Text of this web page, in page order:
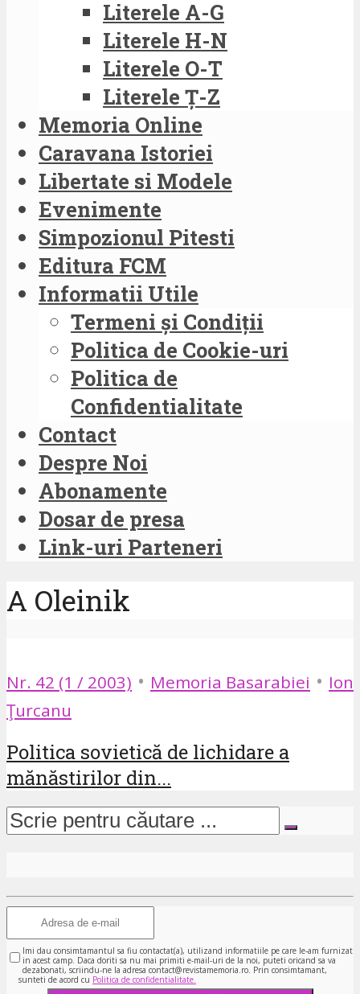
Literele A-G
Literele H-N
Literele O-T
Literele Ț-Z
Memoria Online
Caravana Istoriei
Libertate si Modele
Evenimente
Simpozionul Pitesti
Editura FCM
Informatii Utile
Termeni și Condiții
Politica de Cookie-uri
Politica de
Confidentialitate
Contact
Despre Noi
Abonamente
Dosar de presa
Link-uri Parteneri
A Oleinik
Nr. 42 (1 / 2003) • Memoria Basarabiei • Ion
Ţurcanu
Politica sovietică de lichidare a
mănăstirilor din...
Imi dau consimtamantul sa fiu contactat(a), utilizand informatiile pe care le-am furnizat
in acest camp. Daca doriti sa nu mai primiti e-mail-uri de la noi, puteti oricand sa va
dezabonati, scriindu-ne la adresa contact@revistamemoria.ro. Prin consimtamant,
sunteti de acord cu Politica de confidentialitate.